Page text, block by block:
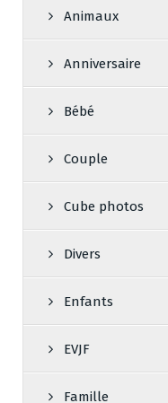
Animaux
Anniversaire
Bébé
Couple
Cube photos
Divers
Enfants
EVJF
Famille